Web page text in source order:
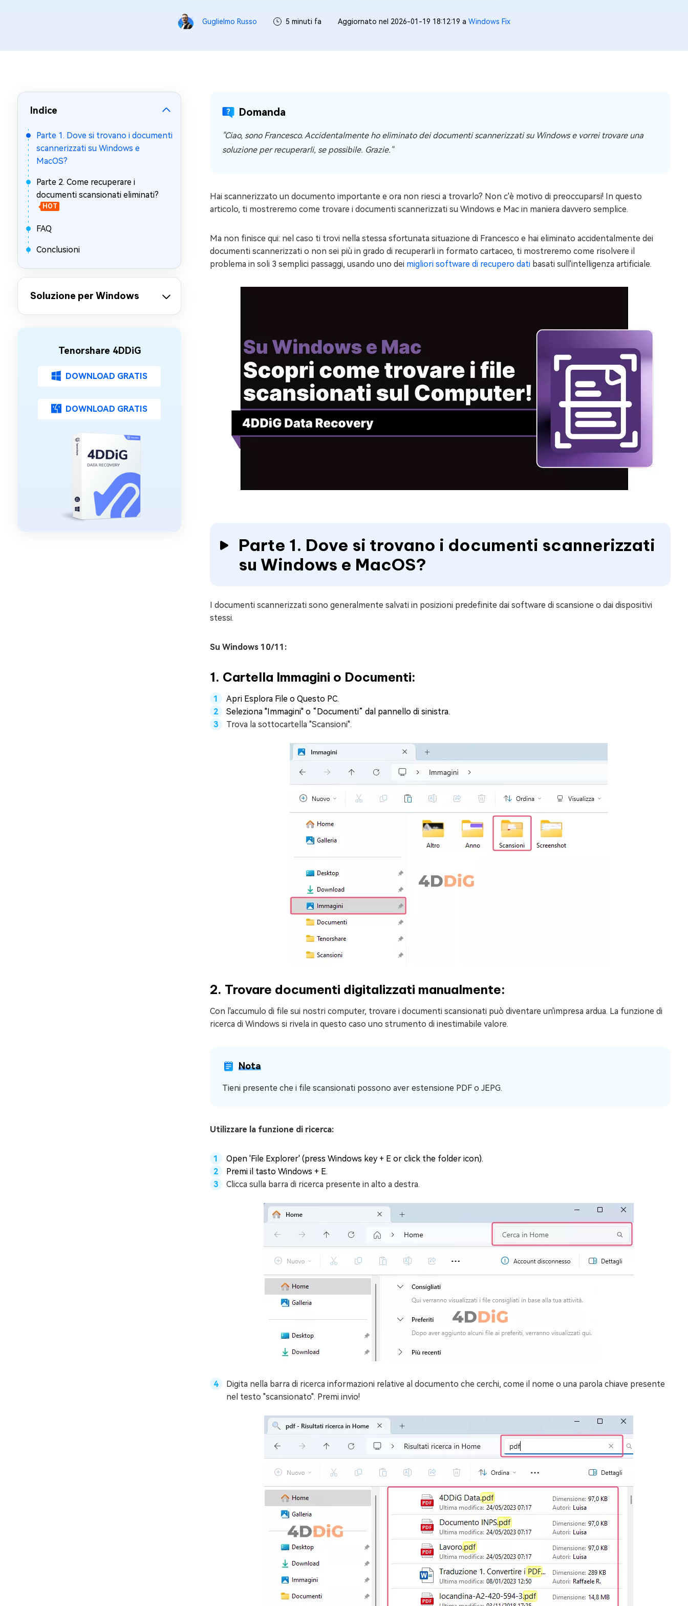
Windows 11 Upgrade Checker 4DDiG Email Repair
NUOVO
Ripara i file PST/OST di Outlook danneggiati
Guglielmo Russo 5 minuti fa Aggiornato nel 2026-01-19 18:12:19 a Windows Fix
Indice
Parte 1. Dove si trovano i documenti
scannerizzati su Windows e
MacOS?
Parte 2. Come recuperare i
documenti scansionati eliminati?
HOT
FAQ
Conclusioni
Soluzione per Windows
Tenorshare 4DDiG
DOWNLOAD GRATIS
DOWNLOAD GRATIS
Domanda
"Ciao, sono Francesco. Accidentalmente ho eliminato dei documenti scannerizzati su Windows e vorrei trovare una
soluzione per recuperarli, se possibile. Grazie."
Hai scannerizzato un documento importante e ora non riesci a trovarlo? Non c'è motivo di preoccuparsi! In questo
articolo, ti mostreremo come trovare i documenti scannerizzati su Windows e Mac in maniera davvero semplice.
Ma non finisce qui: nel caso ti trovi nella stessa sfortunata situazione di Francesco e hai eliminato accidentalmente dei
documenti scannerizzati o non sei più in grado di recuperarli in formato cartaceo, ti mostreremo come risolvere il
problema in soli 3 semplici passaggi, usando uno dei migliori software di recupero dati basati sull'intelligenza artificiale.
Parte 1. Dove si trovano i documenti scannerizzati
su Windows e MacOS?
I documenti scannerizzati sono generalmente salvati in posizioni predefinite dai software di scansione o dai dispositivi
stessi.
Su Windows 10/11:
1. Cartella Immagini o Documenti:
Apri Esplora File o Questo PC.
Seleziona "Immagini" o “Documenti” dal pannello di sinistra.
Trova la sottocartella "Scansioni".
2. Trovare documenti digitalizzati manualmente:
Con l'accumulo di file sui nostri computer, trovare i documenti scansionati può diventare un'impresa ardua. La funzione di
ricerca di Windows si rivela in questo caso uno strumento di inestimabile valore.
Nota
Tieni presente che i file scansionati possono aver estensione PDF o JEPG.
Utilizzare la funzione di ricerca:
Open 'File Explorer' (press Windows key + E or click the folder icon).
Premi il tasto Windows + E.
Clicca sulla barra di ricerca presente in alto a destra.
Digita nella barra di ricerca informazioni relative al documento che cerchi, come il nome o una parola chiave presente
nel testo "scansionato". Premi invio!